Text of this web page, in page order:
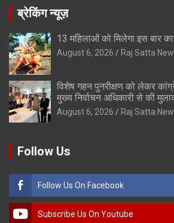
ब्रेकिंग न्यूज़
13 महिलाओं को मिलेगा इस बार
August 6, 2026 Raj Satta
विशेष गहन पुनरीक्षण को लेकर
मुख्य निर्वाचन अधिकारी से की
August 6, 2026 Raj Satta
Follow Us
Follow Us On Facebook
Subscribe Us On Youtube